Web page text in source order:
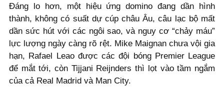
Đáng lo hơn, một hiệu ứng domino đang dần hình
thành, không có suất dự cúp châu Âu, câu lạc bộ mất
dần sức hút với các ngôi sao, và nguy cơ “chảy máu”
lực lượng ngày càng rõ rệt. Mike Maignan chưa vội gia
hạn, Rafael Leao được các đội bóng Premier League
để mắt tới, còn Tijjani Reijnders thì lọt vào tầm ngắm
của cả Real Madrid và Man City.